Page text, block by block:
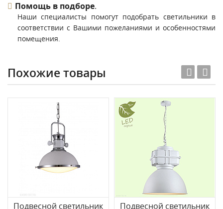
Помощь в подборе.
Наши специалисты помогут подобрать светильники в
соответствии с Вашими пожеланиями и особенностями
помещения.
Похожие товары
Подвесной светильник
Подвесной светильник